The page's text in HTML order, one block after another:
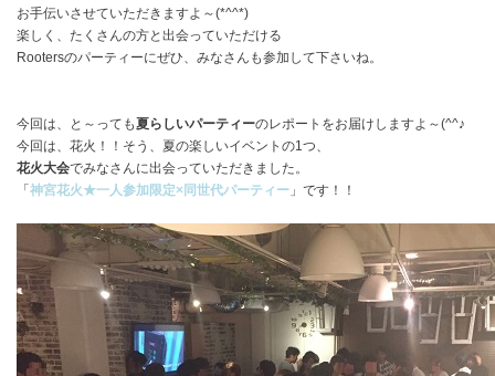
お手伝いさせていただきますよ～(*^^*)
楽しく、たくさんの方と出会っていただける
Rootersのパーティーにぜひ、みなさんも参加して下さいね。
今回は、と～っても夏らしいパーティーのレポートをお届けしますよ～(^^♪
今回は、花火！！そう、夏の楽しいイベントの1つ、
花火大会でみなさんに出会っていただきました。
「 神宮花火★一人参加限定×同世代パーティー 」です！！